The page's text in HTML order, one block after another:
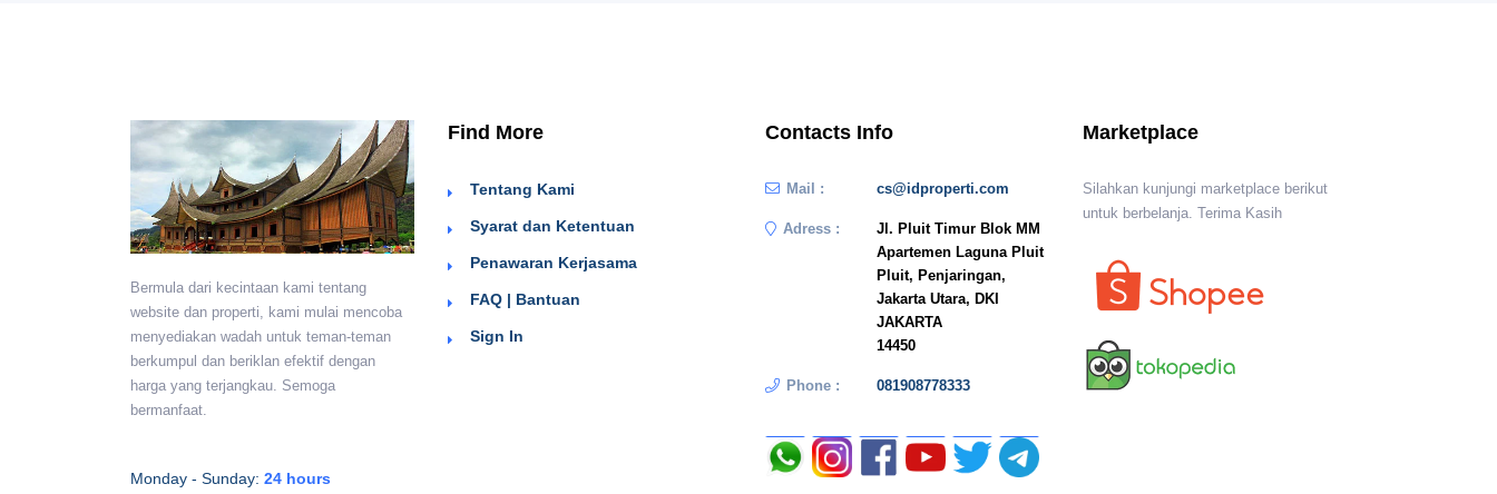
Bermula dari kecintaan kami tentang
website dan properti, kami mulai mencoba
menyediakan wadah untuk teman-teman
berkumpul dan beriklan efektif dengan
harga yang terjangkau. Semoga
bermanfaat.
Monday - Sunday: 24 hours
Find More
Tentang Kami
Syarat dan Ketentuan
Penawaran Kerjasama
FAQ | Bantuan
Sign In
Contacts Info
Mail : cs@idproperti.com
Adress :
Jl. Pluit Timur Blok MM
Apartemen Laguna Pluit
Pluit, Penjaringan,
Jakarta Utara, DKI
JAKARTA
14450
Phone : 081908778333
Marketplace
Silahkan kunjungi marketplace berikut
untuk berbelanja. Terima Kasih